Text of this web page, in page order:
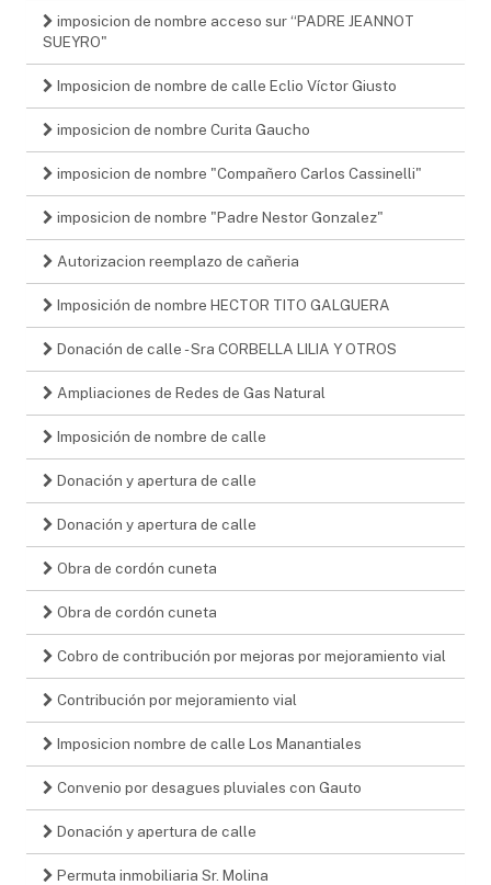
imposicion de nombre acceso sur “PADRE JEANNOT
SUEYRO"
Imposicion de nombre de calle Eclio Víctor Giusto
imposicion de nombre Curita Gaucho
imposicion de nombre "Compañero Carlos Cassinelli"
imposicion de nombre "Padre Nestor Gonzalez"
Autorizacion reemplazo de cañeria
Imposición de nombre HECTOR TITO GALGUERA
Donación de calle - Sra CORBELLA LILIA Y OTROS
Ampliaciones de Redes de Gas Natural
Imposición de nombre de calle
Donación y apertura de calle
Donación y apertura de calle
Obra de cordón cuneta
Obra de cordón cuneta
Cobro de contribución por mejoras por mejoramiento vial
Contribución por mejoramiento vial
Imposicion nombre de calle Los Manantiales
Convenio por desagues pluviales con Gauto
Donación y apertura de calle
Permuta inmobiliaria Sr. Molina